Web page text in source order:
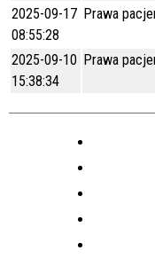
2025-09-17
08:55:28
Prawa
2025-09-10
15:38:34
Prawa